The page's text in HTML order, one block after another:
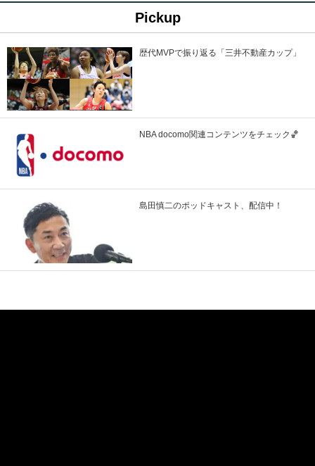
Pickup
歴代MVPで振り返る「三井不動産カップ」
NBA docomo関連コンテンツをチェック🏀
島田慎二のポッドキャスト、配信中！